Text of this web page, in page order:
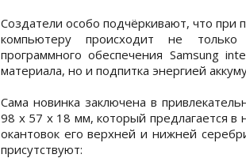
Создатели особо подчёркивают, что при
компьютеру происходит не только
программного обеспечения Samsung
материала, но и подпитка энергией
Сама новинка заключена в
98 x 57 x 18 мм, который предлагается в
окантовок его верхней и нижней
присутствуют: